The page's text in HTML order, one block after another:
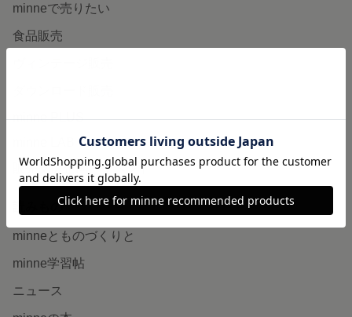
minneで売りたい
食品販売
minne PLUS
販売支援企画・イベント
読みもの
minneとものづくりと
minne学習帖
ニュース